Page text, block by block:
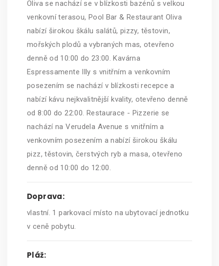
Oliva se nachází se v blízkosti bazénů s velkou
venkovní terasou, Pool Bar & Restaurant Oliva
nabízí širokou škálu salátů, pizzy, těstovin,
mořských plodů a vybraných mas, otevřeno
denně od 10:00 do 23:00. Kavárna
Espressamente Illy s vnitřním a venkovním
posezením se nachází v blízkosti recepce a
nabízí kávu nejkvalitnější kvality, otevřeno denně
od 8:00 do 22:00. Restaurace - Pizzerie se
nachází na Verudela Avenue s vnitřním a
venkovním posezením a nabízí širokou škálu
pizz, těstovin, čerstvých ryb a masa, otevřeno
denně od 10:00 do 12:00.
Doprava:
vlastní. 1 parkovací místo na ubytovací jednotku
v ceně pobytu.
Pláž: